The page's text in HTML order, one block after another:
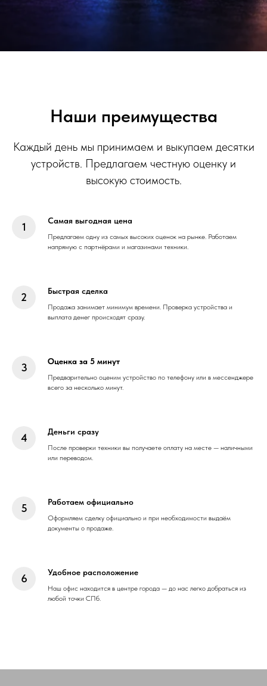
Наши преимущества
Каждый день мы принимаем и выкупаем десятки
устройств. Предлагаем честную оценку и
высокую стоимость.
Самая выгодная цена
Предлагаем одну из самых высоких оценок на рынке. Работаем
напрямую с партнёрами и магазинами техники.
Быстрая сделка
Продажа занимает минимум времени. Проверка устройства и
выплата денег происходят сразу.
Оценка за 5 минут
Предварительно оценим устройство по телефону или в мессенджере
всего за несколько минут.
Деньги сразу
После проверки техники вы получаете оплату на месте — наличными
или переводом.
Работаем официально
Оформляем сделку официально и при необходимости выдаём
документы о продаже.
Удобное расположение
Наш офис находится в центре города — до нас легко добраться из
любой точки СПб.